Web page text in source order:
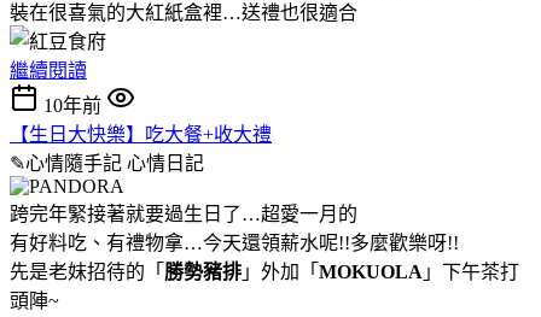
裝在很喜氣的大紅紙盒裡…送禮也很適合
繼續閱讀
10年前
【生日大快樂】吃大餐+收大禮
✎心情隨手記 心情日記
跨完年緊接著就要過生日了…超愛一月的
有好料吃、有禮物拿…今天還領薪水呢!!多麼歡樂呀!!
先是老妹招待的「 勝勢豬排 」外加「 MOKUOLA 」下午茶打
頭陣~